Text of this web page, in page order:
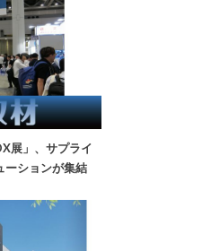
展」、サプライ
ーションが集結